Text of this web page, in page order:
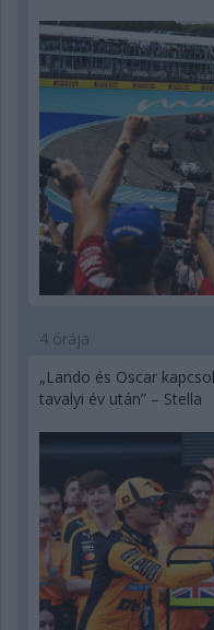
4 órája
„Lando és Oscar
tavalyi év után” – Stella